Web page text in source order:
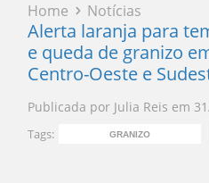
Home Notícias
Alerta laranja para
e queda de granizo
Centro-Oeste e
Publicada por Julia Reis em
Tags: GRANIZO